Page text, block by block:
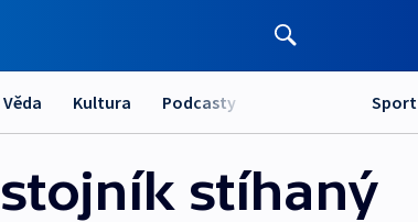
Věda Kultura Podcasty Sport
stíhaný